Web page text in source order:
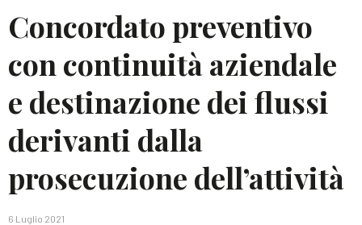
Concordato preventivo
con continuità aziendale
e destinazione dei flussi
derivanti dalla
prosecuzione dell’attività
6 Luglio 2021